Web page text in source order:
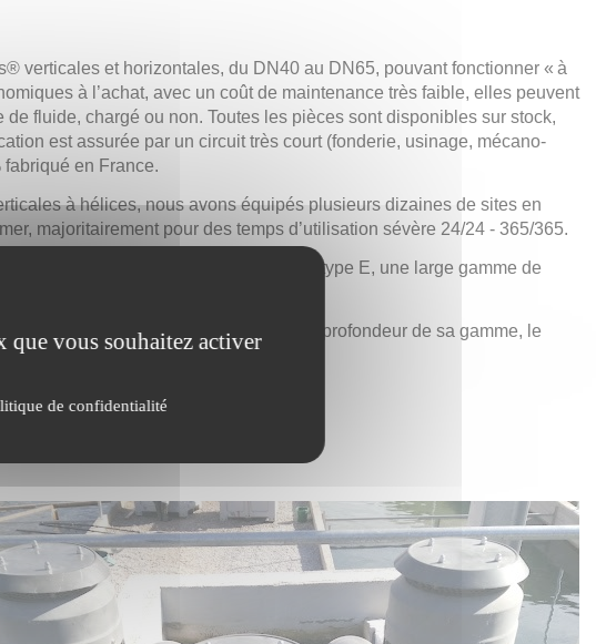
verticales et horizontales, du DN40 au DN65, pouvant fonctionner « à
à l’achat, avec un coût de maintenance très faible, elles peuvent
fluide, chargé ou non. Toutes les pièces sont disponibles sur stock,
est assurée par un circuit très court (fonderie, usinage, mécano-
en France.
à hélices, nous avons équipés plusieurs dizaines de sites en
majoritairement pour des temps d’utilisation sévère 24/24 - 365/365.
outre les pompes verticales de type E, une large gamme de
(eau douce et eau de mer).
compléter l’offre de pompage, pour la profondeur de sa gamme, le
que vous souhaitez activer
de confidentialité